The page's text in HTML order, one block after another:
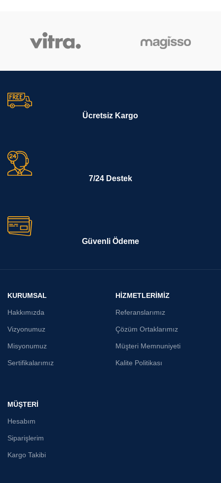
Ücretsiz Kargo
7/24 Destek
Güvenli Ödeme
KURUMSAL
Hakkımızda
Vizyonumuz
Misyonumuz
Sertifikalarımız
HİZMETLERİMİZ
Referanslarımız
Çözüm Ortaklarımız
Müşteri Memnuniyeti
Kalite Politikası
MÜŞTERİ
Hesabım
Siparişlerim
Kargo Takibi